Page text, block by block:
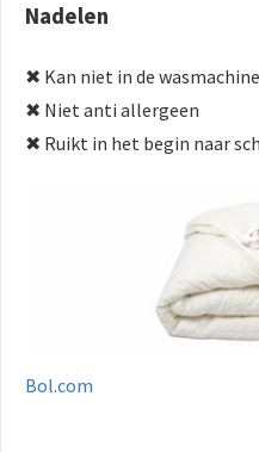
Nadelen
✖ Kan niet in de wasmachine
✖ Niet anti allergeen
✖ Ruikt in het begin naar
Bol.com